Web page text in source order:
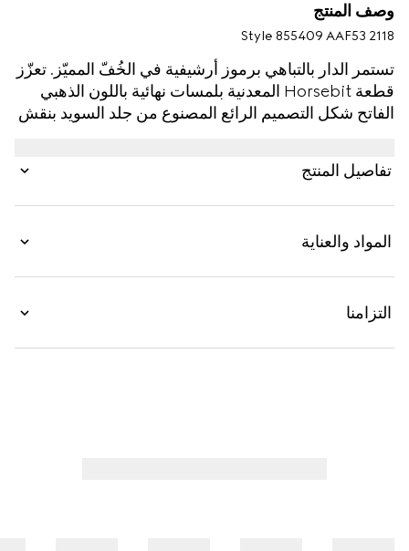
وصف المنتج
Style ‎855409 AAF53 2118
تستمر الدار بالتباهي برموز أرشيفية في الخُفّ المميّز. تعزّز
قطعة Horsebit المعدنية بلمسات نهائية باللون الذهبي
الفاتح شكل التصميم الرائع المصنوع من جلد السويد بنقش
تفاصيل المنتج
المواد والعناية
التزامنا